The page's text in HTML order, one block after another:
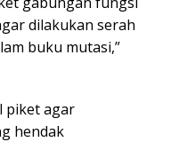
dilakukan serah
buku mutasi,”
piket agar
hendak